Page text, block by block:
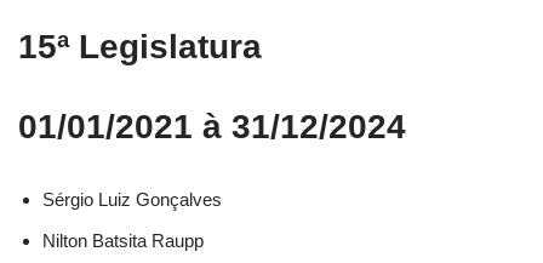
15ª Legislatura
01/01/2021 à 31/12/2024
Sérgio Luiz Gonçalves
Nilton Batsita Raupp